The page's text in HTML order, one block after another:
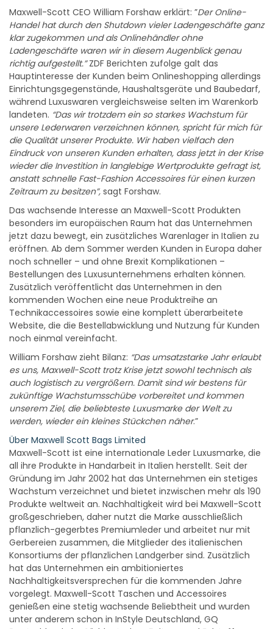
Maxwell-Scott CEO William Forshaw erklärt: ”Der Online-
Handel hat durch den Shutdown vieler Ladengeschäfte ganz
klar zugekommen und als Onlinehändler ohne
Ladengeschäfte waren wir in diesem Augenblick genau
richtig aufgestellt.”ZDF Berichten zufolge galt das
Hauptinteresse der Kunden beim Onlineshopping allerdings
Einrichtungsgegenstände, Haushaltsgeräte und Baubedarf,
während Luxuswaren vergleichsweise selten im Warenkorb
landeten. “Das wir trotzdem ein so starkes Wachstum für
unsere Lederwaren verzeichnen können, spricht für mich für
die Qualität unserer Produkte. Wir haben vielfach den
Eindruck von unseren Kunden erhalten, dass jetzt in der Krise
wieder die Investition in langlebige Wertprodukte gefragt ist,
anstatt schnelle Fast-Fashion Accessoires für einen kurzen
Zeitraum zu besitzen”, sagt Forshaw.
Das wachsende Interesse an Maxwell-Scott Produkten
besonders im europäischen Raum hat das Unternehmen
jetzt dazu bewegt, ein zusätzliches Warenlager in Italien zu
eröffnen. Ab dem Sommer werden Kunden in Europa daher
noch schneller – und ohne Brexit Komplikationen –
Bestellungen des Luxusunternehmens erhalten können.
Zusätzlich veröffentlicht das Unternehmen in den
kommenden Wochen eine neue Produktreihe an
Technikaccessoires sowie eine komplett überarbeitete
Website, die die Bestellabwicklung und Nutzung für Kunden
noch einmal vereinfacht.
William Forshaw zieht Bilanz: “Das umsatzstarke Jahr erlaubt
es uns, Maxwell-Scott trotz Krise jetzt sowohl technisch als
auch logistisch zu vergrößern. Damit sind wir bestens für
zukünftige Wachstumsschübe vorbereitet und kommen
unserem Ziel, die beliebteste Luxusmarke der Welt zu
werden, wieder ein kleines Stückchen näher.”
Über Maxwell Scott Bags Limited
Maxwell-Scott ist eine internationale Leder Luxusmarke, die
all ihre Produkte in Handarbeit in Italien herstellt. Seit der
Gründung im Jahr 2002 hat das Unternehmen ein stetiges
Wachstum verzeichnet und bietet inzwischen mehr als 190
Produkte weltweit an. Nachhaltigkeit wird bei Maxwell-Scott
großgeschrieben, daher nutzt die Marke ausschließlich
pflanzlich-gegerbtes Premiumleder und arbeitet nur mit
Gerbereien zusammen, die Mitglieder des italienischen
Konsortiums der pflanzlichen Landgerber sind. Zusätzlich
hat das Unternehmen ein ambitioniertes
Nachhaltigkeitsversprechen für die kommenden Jahre
vorgelegt. Maxwell-Scott Taschen und Accessoires
genießen eine stetig wachsende Beliebtheit und wurden
unter anderem schon in InStyle Deutschland, GQ